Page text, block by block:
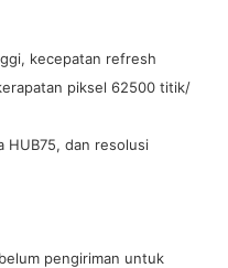
kecepatan refresh
piksel 62500 titik/
HUB75, dan resolusi
pengiriman untuk